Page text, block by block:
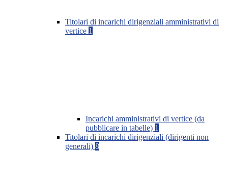
Titolari di incarichi dirigenziali amministrativi di
vertice 1
Incarichi amministrativi di vertice (da
pubblicare in tabelle) 1
Titolari di incarichi dirigenziali (dirigenti non
generali) 8